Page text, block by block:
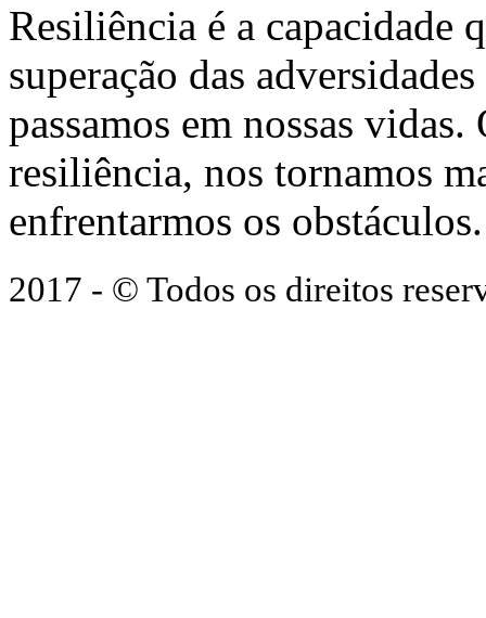
Resiliência é a capacidade
superação das
passamos em nossas
resiliência, nos tornamos
enfrentarmos os obstáculos.
2017 - © Todos os direitos